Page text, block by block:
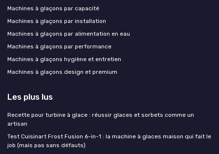
Machines à glaçons par capacité
Machines à glaçons par installation
Machines à glaçons par alimentation en eau
Machines à glaçons par performance
Machines à glaçons hygiène et entretien
Machines à glaçons design et premium
Les plus lus
Recette pour turbine à glace : réussir glaces et sorbets comme un
artisan
Test Cuisinart Frost Fusion 6-in-1 : la machine à glaces maison qui fait le
job (mais pas sans défauts)